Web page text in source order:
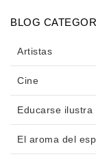
BLOG
Artistas
Cine
Educarse ilustra
El aroma del